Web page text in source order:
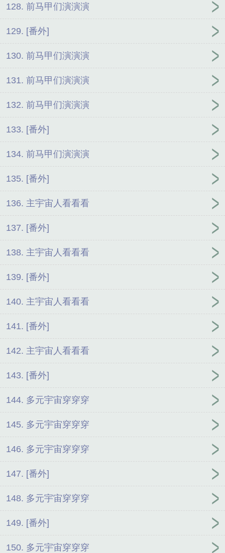
128. 前马甲们演演演
129. [番外]
130. 前马甲们演演演
131. 前马甲们演演演
132. 前马甲们演演演
133. [番外]
134. 前马甲们演演演
135. [番外]
136. 主宇宙人看看看
137. [番外]
138. 主宇宙人看看看
139. [番外]
140. 主宇宙人看看看
141. [番外]
142. 主宇宙人看看看
143. [番外]
144. 多元宇宙穿穿穿
145. 多元宇宙穿穿穿
146. 多元宇宙穿穿穿
147. [番外]
148. 多元宇宙穿穿穿
149. [番外]
150. 多元宇宙穿穿穿